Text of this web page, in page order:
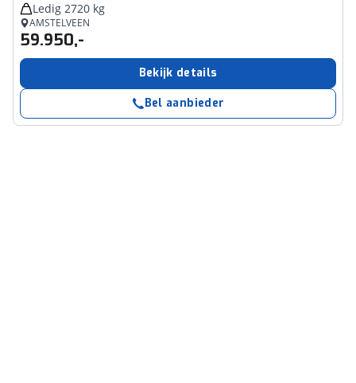
Ledig 2720 kg
AMSTELVEEN
59.950,-
Bekijk details
Bel aanbieder